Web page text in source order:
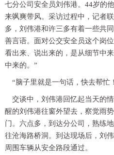
七分公司安全员刘伟港。44岁的
来飒爽带风。采访过程中，记者
多，刘伟港和许三多有着一些共
善言语。面对公交安全员这个岗
看出来、说出来的，是从细节中
中来的。”
“脑子里就是一句话，快去帮忙
交谈中，刘伟港回忆起当天的
醒的刘伟港往窗外望去，察觉雨
门。六点多，到达分公司，熟练
往沧海路桥洞。到达现场后，刘
周围车辆从安全路段通过。